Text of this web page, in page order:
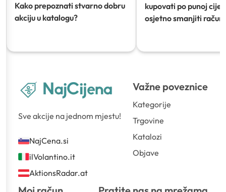
Kako prepoznati stvarno dobru
akciju u katalogu?
kupovati po punoj
osjetno smanjiti račun)
Sve akcije na jednom mjestu!
NajCena.si
ilVolantino.it
AktionsRadar.at
Važne poveznice
Kategorije
Trgovine
Katalozi
Objave